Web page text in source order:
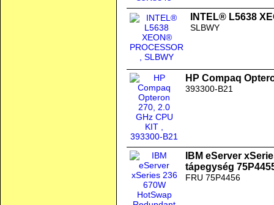
INTEL® L5638
SLBWY
HP Compaq
393300-B21
IBM eServer
tápegység
FRU 75P4456